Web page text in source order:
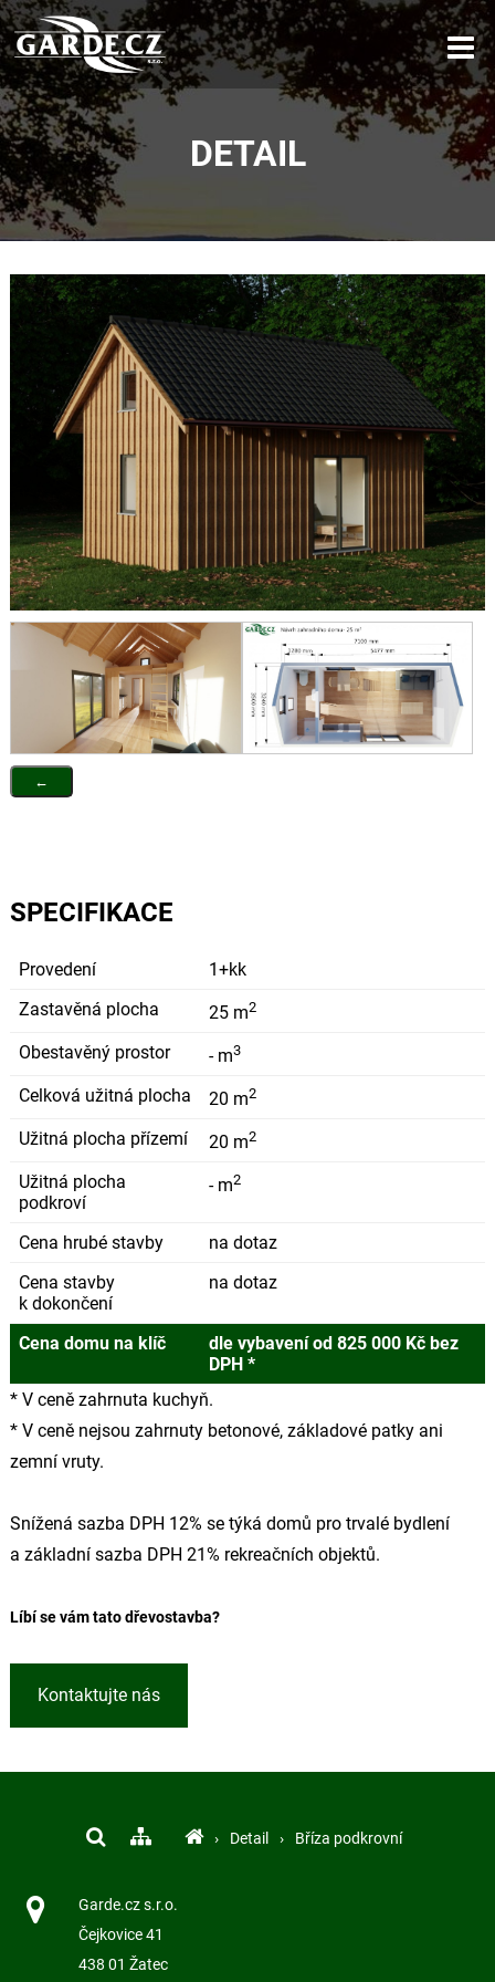
DETAIL
←
SPECIFIKACE
Provedení
1+kk
Zastavěná plocha
25 m2
Obestavěný prostor - m3
Celková užitná plocha 20 m2
Užitná plocha přízemí 20 m2
Užitná plocha
podkroví
- m2
Cena hrubé stavby
na dotaz
Cena stavby
k dokončení
na dotaz
Cena domu na klíč
dle vybavení od 825 000 Kč bez
DPH *
* V ceně zahrnuta kuchyň.
* V ceně nejsou zahrnuty betonové, základové patky ani
zemní vruty.
Snížená sazba DPH 12% se týká domů pro trvalé bydlení
a základní sazba DPH 21% rekreačních objektů.
Líbí se vám tato dřevostavba?
Kontaktujte nás
› Detail › Bříza podkrovní
Garde.cz s.r.o.
Čejkovice 41
438 01 Žatec